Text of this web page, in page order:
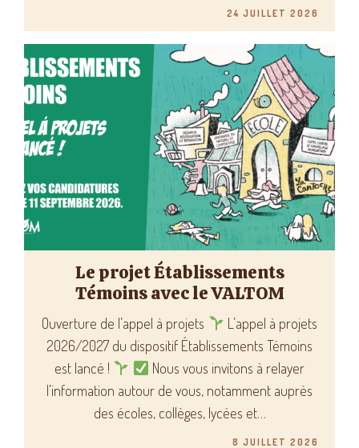
24 JUILLET 2026
Le projet Établissements
Témoins avec le VALTOM
Ouverture de l’appel à projets
L’appel à projets
2026/2027 du dispositif Établissements Témoins
est lancé !
Nous vous invitons à relayer
l’information autour de vous, notamment auprès
des écoles, collèges, lycées et…
8 JUILLET 2026